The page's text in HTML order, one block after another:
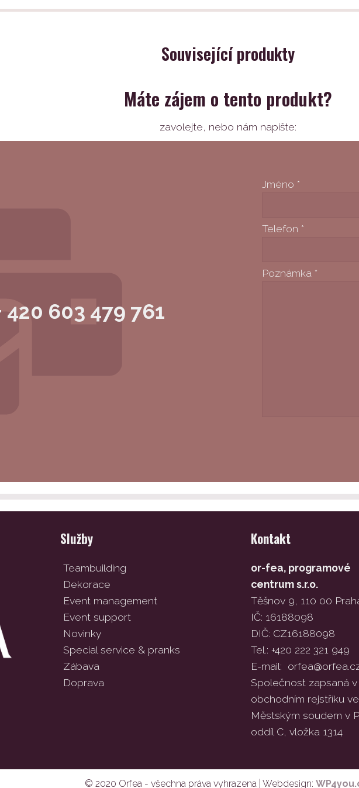
Související produkty
Máte zájem o tento produkt?
zavolejte, nebo nám napište:
420 603 479 761
Jméno *
Telefon *
Poznámka *
Služby
Teambuilding
Dekorace
Event management
Event support
Novinky
Special service & pranks
Zábava
Doprava
Kontakt
or-fea, programové
centrum s.r.o.
Těšnov 9, 110 00
IČ: 16188098
DIČ: CZ16188098
Tel.: +420 222 321 949
E-mail:
Společnost zapsaná v
obchodním rejstříku
Městským soudem v
oddíl C, vložka 1314
© 2020 Orfea - všechna práva vyhrazena | Webdesign: